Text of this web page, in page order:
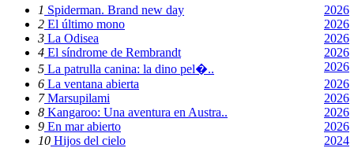
1 Spiderman. Brand new day
2026
2 El último mono
2026
3 La Odisea
2026
4 El síndrome de Rembrandt
2026
5 La patrulla canina: la dino pel�..
2026
6 La ventana abierta
2026
7Marsupilami
2026
8 Kangaroo: Una aventura en Austra..
2026
9 En mar abierto
2026
10 Hijos del cielo
2024